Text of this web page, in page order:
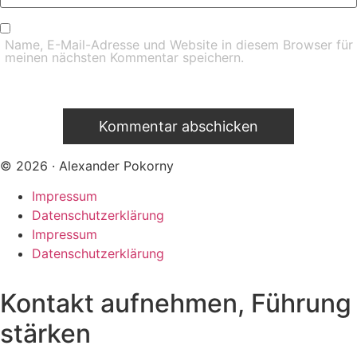
Name, E-Mail-Adresse und Website in diesem Browser für
meinen nächsten Kommentar speichern.
© 2026 · Alexander Pokorny
Impressum
Datenschutzerklärung
Impressum
Datenschutzerklärung
Kontakt aufnehmen, Führung
stärken